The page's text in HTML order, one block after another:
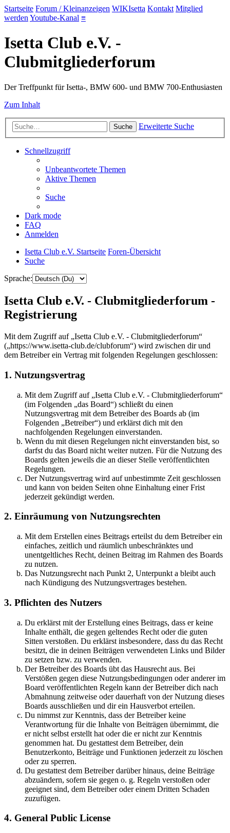
Startseite Forum / Kleinanzeigen WIKIsetta Kontakt Mitglied
werden Youtube-Kanal ≡
Isetta Club e.V. -
Clubmitgliederforum
Der Treffpunkt für Isetta-, BMW 600- und BMW 700-Enthusiasten
Zum Inhalt
Suche Erweiterte Suche
Schnellzugriff
Unbeantwortete Themen
Aktive Themen
Suche
Dark mode
FAQ
Anmelden
Isetta Club e.V. Startseite Foren-Übersicht
Suche
Sprache:
Isetta Club e.V. - Clubmitgliederforum -
Registrierung
Mit dem Zugriff auf „Isetta Club e.V. - Clubmitgliederforum“
(„https://www.isetta-club.de/clubforum“) wird zwischen dir und
dem Betreiber ein Vertrag mit folgenden Regelungen geschlossen:
1. Nutzungsvertrag
Mit dem Zugriff auf „Isetta Club e.V. - Clubmitgliederforum“
(im Folgenden „das Board“) schließt du einen
Nutzungsvertrag mit dem Betreiber des Boards ab (im
Folgenden „Betreiber“) und erklärst dich mit den
nachfolgenden Regelungen einverstanden.
Wenn du mit diesen Regelungen nicht einverstanden bist, so
darfst du das Board nicht weiter nutzen. Für die Nutzung des
Boards gelten jeweils die an dieser Stelle veröffentlichten
Regelungen.
Der Nutzungsvertrag wird auf unbestimmte Zeit geschlossen
und kann von beiden Seiten ohne Einhaltung einer Frist
jederzeit gekündigt werden.
2. Einräumung von Nutzungsrechten
Mit dem Erstellen eines Beitrags erteilst du dem Betreiber ein
einfaches, zeitlich und räumlich unbeschränktes und
unentgeltliches Recht, deinen Beitrag im Rahmen des Boards
zu nutzen.
Das Nutzungsrecht nach Punkt 2, Unterpunkt a bleibt auch
nach Kündigung des Nutzungsvertrages bestehen.
3. Pflichten des Nutzers
Du erklärst mit der Erstellung eines Beitrags, dass er keine
Inhalte enthält, die gegen geltendes Recht oder die guten
Sitten verstoßen. Du erklärst insbesondere, dass du das Recht
besitzt, die in deinen Beiträgen verwendeten Links und Bilder
zu setzen bzw. zu verwenden.
Der Betreiber des Boards übt das Hausrecht aus. Bei
Verstößen gegen diese Nutzungsbedingungen oder anderer im
Board veröffentlichten Regeln kann der Betreiber dich nach
Abmahnung zeitweise oder dauerhaft von der Nutzung dieses
Boards ausschließen und dir ein Hausverbot erteilen.
Du nimmst zur Kenntnis, dass der Betreiber keine
Verantwortung für die Inhalte von Beiträgen übernimmt, die
er nicht selbst erstellt hat oder die er nicht zur Kenntnis
genommen hat. Du gestattest dem Betreiber, dein
Benutzerkonto, Beiträge und Funktionen jederzeit zu löschen
oder zu sperren.
Du gestattest dem Betreiber darüber hinaus, deine Beiträge
abzuändern, sofern sie gegen o. g. Regeln verstoßen oder
geeignet sind, dem Betreiber oder einem Dritten Schaden
zuzufügen.
4. General Public License